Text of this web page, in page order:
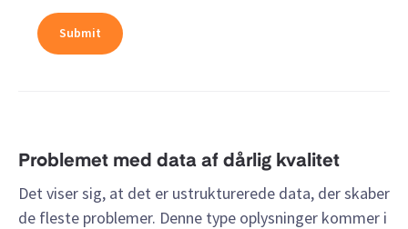
Problemet med data af dårlig kvalitet
Det viser sig, at det er ustrukturerede data, der skaber
de fleste problemer. Denne type oplysninger kommer i